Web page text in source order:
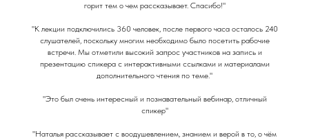
горит тем о чем рассказывает. Спасибо!"
"К лекции подключились 360 человек, после первого часа осталось 240
слушателей, поскольку многим необходимо было посетить рабочие
встречи. Мы отметили высокий запрос участников на запись и
презентацию спикера с интерактивными ссылками и материалами
дополнительного чтения по теме."
"Это был очень интересный и познавательный вебинар, отличный
спикер"
"Наталья рассказывает с воодушевлением, знанием и верой в то, о чём